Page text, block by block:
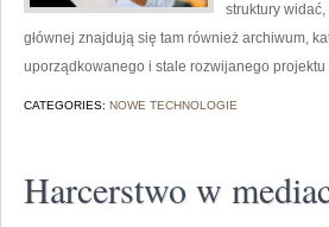
struktury
głównej znajdują się tam również archiwum,
uporządkowanego i stale rozwijanego
CATEGORIES: NOWE TECHNOLOGIE
Harcerstwo w